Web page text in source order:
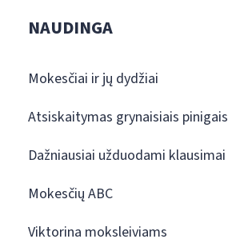
NAUDINGA
Mokesčiai ir jų dydžiai
Atsiskaitymas grynaisiais pinigais
Dažniausiai užduodami klausimai
Mokesčių ABC
Viktorina moksleiviams